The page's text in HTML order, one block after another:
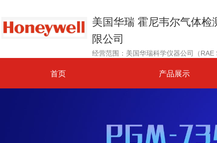
美国华瑞 霍尼韦尔气体检
限公司
首页 产品展示